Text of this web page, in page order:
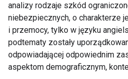
analizy rodzaje szkód
niebezpiecznych, o charakterze
i przemocy, tylko w języku
podtematy zostały
odpowiadającej odpowiednim
aspektom demograficznym,